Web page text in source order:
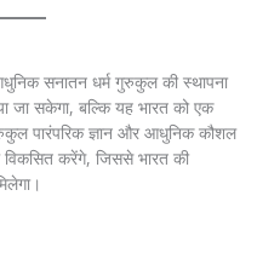
सनातन धर्म गुरुकुल की स्थापना
जा सकेगा, बल्कि यह भारत को एक
पारंपरिक ज्ञान और आधुनिक कौशल
विकसित करेंगे, जिससे भारत की